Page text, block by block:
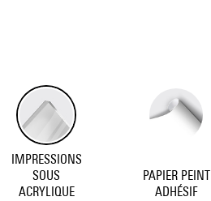
IMPRESSIONS
SOUS
ACRYLIQUE
PAPIER PEINT
ADHÉSIF